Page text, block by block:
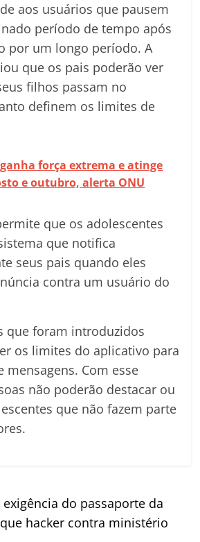
aos usuários que pausem
período de tempo após
por um longo período. A
que os pais poderão ver
filhos passam no
definem os limites de
força extrema e atinge
e outubro, alerta ONU
que os adolescentes
que notifica
seus pais quando eles
contra um usuário do
que foram introduzidos
os limites do aplicativo para
mensagens. Com esse
não poderão destacar ou
que não fazem parte
do passaporte da
hacker contra ministério